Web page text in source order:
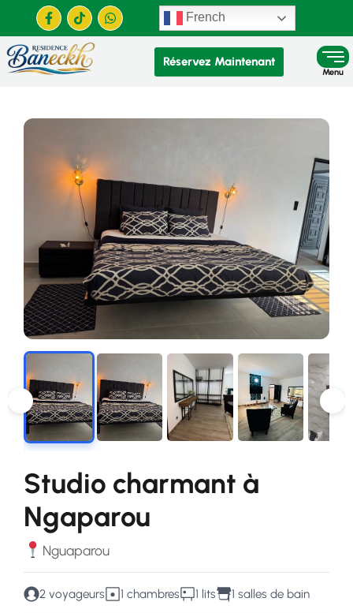
French
Réservez Maintenant
Menu
Studio charmant à
Ngaparou
Nguaparou
2 voyageurs 1 chambres 1 lits 1 salles de bain